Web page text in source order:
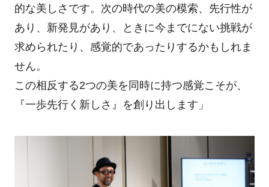
的な美しさです。次の時代の美の模索、先行性が
あり、新発見があり、ときに今までにない挑戦が
求められたり、感覚的であったりするかもしれま
せん。
この相反する2つの美を同時に持つ感覚こそが、
『一歩先行く新しさ』を創り出します」